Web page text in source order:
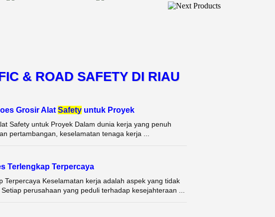
& ROAD SAFETY DI RIAU
Grosir Alat Safetyuntuk Proyek
Safety untuk Proyek Dalam dunia kerja yang penuh
pertambangan, keselamatan tenaga kerja ...
Terlengkap Terpercaya
Terpercaya Keselamatan kerja adalah aspek yang tidak
perusahaan yang peduli terhadap kesejahteraan ...